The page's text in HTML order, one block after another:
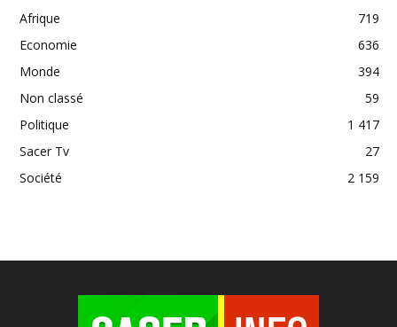
Afrique
719
Economie
636
Monde
394
Non classé
59
Politique
1 417
Sacer Tv
27
Société
2 159